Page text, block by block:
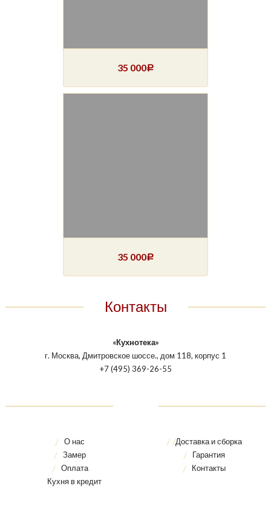
35 000Р
35 000Р
Контакты
«Кухнотека»
г. Москва, Дмитровское шоссе., дом 118, корпус 1
+7 (495) 369-26-55
О нас
Замер
Оплата
Кухня в кредит
Доставка и сборка
Гарантия
Контакты